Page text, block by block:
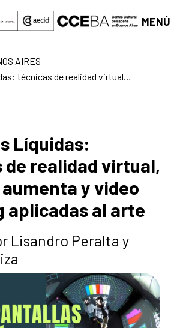
principal
MENÚ
AIRES
Pantallas Líquidas: técnicas de realidad virtual, realidad aumenta y video mapping aplicadas al arte
Líquidas:
de realidad virtual,
y video
aplicadas al arte
Lisandro Peralta y